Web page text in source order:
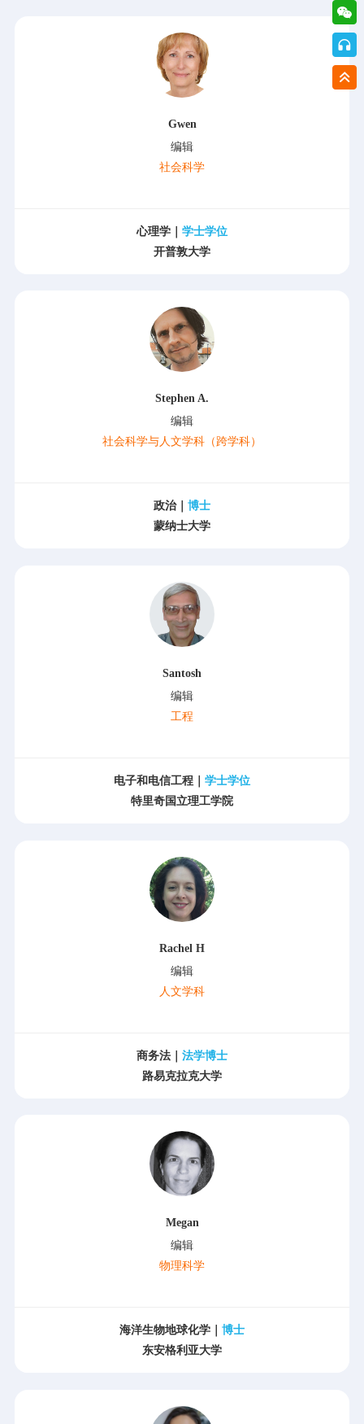
Gwen
编辑
社会科学
心理学｜ 学士学位
开普敦大学
Stephen A.
编辑
社会科学与人文学科（跨学科）
政治｜ 博士
蒙纳士大学
Santosh
编辑
工程
电子和电信工程｜ 学士学位
特里奇国立理工学院
Rachel H
编辑
人文学科
商务法｜ 法学博士
路易克拉克大学
Megan
编辑
物理科学
海洋生物地球化学｜ 博士
东安格利亚大学